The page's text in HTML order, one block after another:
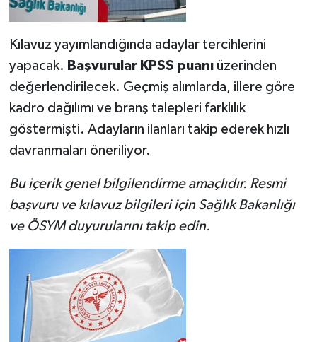
Kılavuz yayımlandığında adaylar tercihlerini
yapacak. Başvurular KPSS puanıüzerinden
değerlendirilecek. Geçmiş alımlarda, illere göre
kadro dağılımı ve branş talepleri farklılık
göstermişti. Adayların ilanları takip ederek hızlı
davranmaları öneriliyor.
Bu içerik genel bilgilendirme amaçlıdır. Resmi
başvuru ve kılavuz bilgileri için Sağlık Bakanlığı
ve ÖSYM duyurularını takip edin.